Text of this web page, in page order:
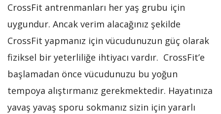
CrossFit antrenmanları her yaş grubu için
uygundur. Ancak verim alacağınız şekilde
CrossFit yapmanız için vücudunuzun güç olarak
fiziksel bir yeterliliğe ihtiyacı vardır. CrossFit’e
başlamadan önce vücudunuzu bu yoğun
tempoya alıştırmanız gerekmektedir. Hayatınıza
yavaş yavaş sporu sokmanız sizin için yararlı